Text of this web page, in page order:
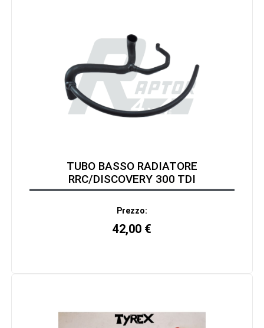
TUBO BASSO RADIATORE
RRC/DISCOVERY 300 TDI
Prezzo:
42,00 €